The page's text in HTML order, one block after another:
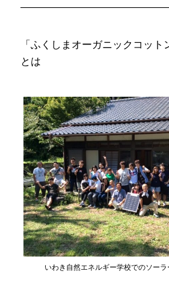
「ふくしまオーガニックコット
とは
いわき自然エネルギー学校でのソー